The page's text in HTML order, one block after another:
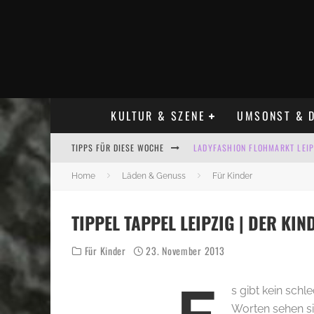
KULTUR & SZENE UMSONST &
TIPPS FÜR DIESE WOCHE LADYFASHION FLOHMARKT
HOSENSCHEISSER
ALLE FLOHMARKT LEIPZIG
ALLE FLOHMARKT &
Home Läden & Genuss Für Kinder
TIPPEL TAPPEL LEIPZIG | DER
Für Kinder 23. November 2013
s gibt kein
Worten sehen